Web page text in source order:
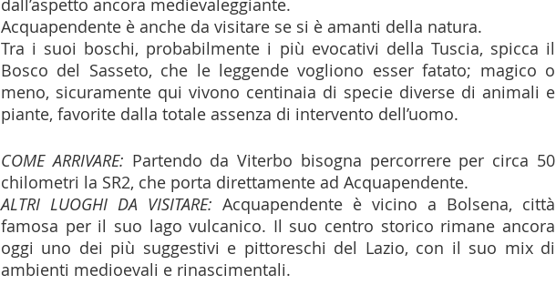
dall’aspetto ancora medievaleggiante.
Acquapendente è anche da visitare se si è amanti della natura.
Tra i suoi boschi, probabilmente i più evocativi della Tuscia, spicca il
Bosco del Sasseto, che le leggende vogliono esser fatato; magico o
meno, sicuramente qui vivono centinaia di specie diverse di animali e
piante, favorite dalla totale assenza di intervento dell’uomo.
COME ARRIVARE: Partendo da Viterbo bisogna percorrere per circa 50
chilometri la SR2, che porta direttamente ad Acquapendente.
ALTRI LUOGHI DA VISITARE: Acquapendente è vicino a Bolsena, città
famosa per il suo lago vulcanico. Il suo centro storico rimane ancora
oggi uno dei più suggestivi e pittoreschi del Lazio, con il suo mix di
ambienti medioevali e rinascimentali.